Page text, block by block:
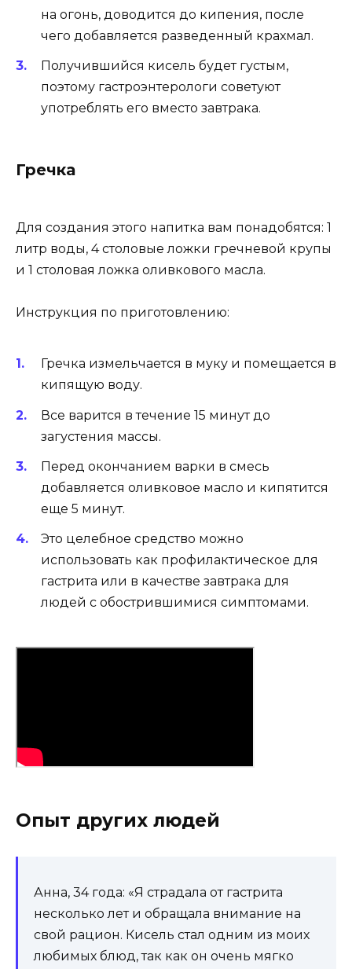
на огонь, доводится до кипения, после
чего добавляется разведенный крахмал.
Получившийся кисель будет густым,
поэтому гастроэнтерологи советуют
употреблять его вместо завтрака.
Гречка
Для создания этого напитка вам понадобятся: 1
литр воды, 4 столовые ложки гречневой крупы
и 1 столовая ложка оливкового масла.
Инструкция по приготовлению:
Гречка измельчается в муку и помещается в
кипящую воду.
Все варится в течение 15 минут до
загустения массы.
Перед окончанием варки в смесь
добавляется оливковое масло и кипятится
еще 5 минут.
Это целебное средство можно
использовать как профилактическое для
гастрита или в качестве завтрака для
людей с обострившимися симптомами.
Опыт других людей
Анна, 34 года: «Я страдала от гастрита
несколько лет и обращала внимание на
свой рацион. Кисель стал одним из моих
любимых блюд, так как он очень мягко